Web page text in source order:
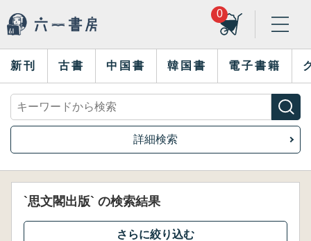
0
新刊 古書 中国書 韓国書 電子書籍
詳細検索
`思文閣出版` の検索結果